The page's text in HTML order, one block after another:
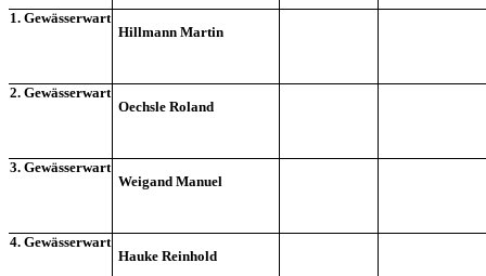
1. Gewässerwart
Hillmann Martin
2. Gewässerwart
Oechsle Roland
3. Gewässerwart
Weigand Manuel
4. Gewässerwart
Hauke Reinhold